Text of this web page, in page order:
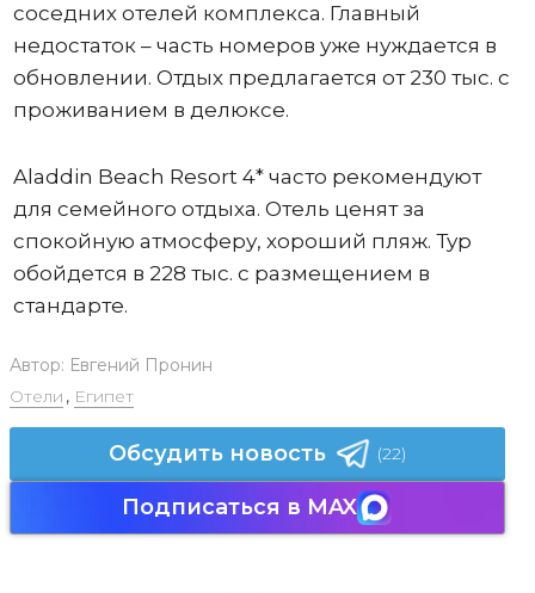
соседних отелей комплекса. Главный
недостаток – часть номеров уже нуждается в
обновлении. Отдых предлагается от 230 тыс. с
проживанием в делюксе.
Aladdin Beach Resort 4* часто рекомендуют
для семейного отдыха. Отель ценят за
спокойную атмосферу, хороший пляж. Тур
обойдется в 228 тыс. с размещением в
стандарте.
Автор: Евгений Пронин
Отели , Египет
Обсудить новость (22)
Подписаться в MAX